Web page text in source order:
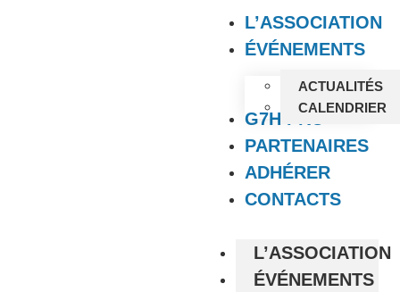
L’ASSOCIATION
ÉVÉNEMENTS
ACTUALITÉS
CALENDRIER
G7H PRO
PARTENAIRES
ADHÉRER
CONTACTS
L’ASSOCIATION
ÉVÉNEMENTS